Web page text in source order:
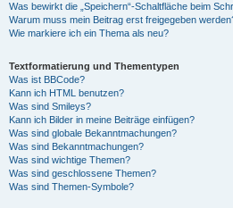
Was bewirkt die „Speichern“-Schaltfläche beim
Warum muss mein Beitrag erst freigegeben
Wie markiere ich ein Thema als neu?
Textformatierung und Thementypen
Was ist BBCode?
Kann ich HTML benutzen?
Was sind Smileys?
Kann ich Bilder in meine Beiträge einfügen?
Was sind globale Bekanntmachungen?
Was sind Bekanntmachungen?
Was sind wichtige Themen?
Was sind geschlossene Themen?
Was sind Themen-Symbole?